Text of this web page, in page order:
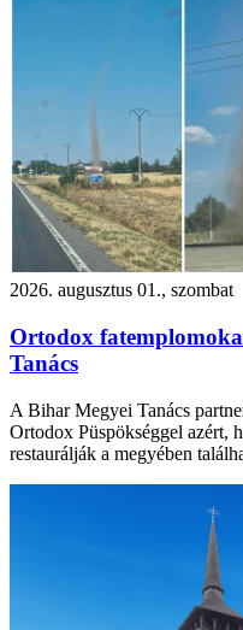
2026. augusztus 01., szombat
Ortodox
Tanács
A Bihar Megyei Tanács
Ortodox Püspökséggel azért,
restaurálják a megyében